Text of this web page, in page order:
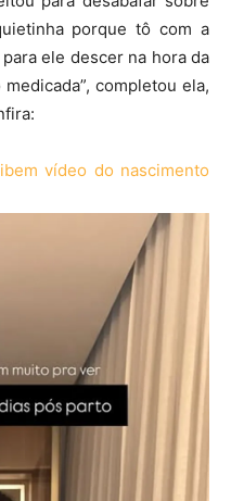
porque tô com a
ele descer na hora da
completou ela,
vídeo do nascimento